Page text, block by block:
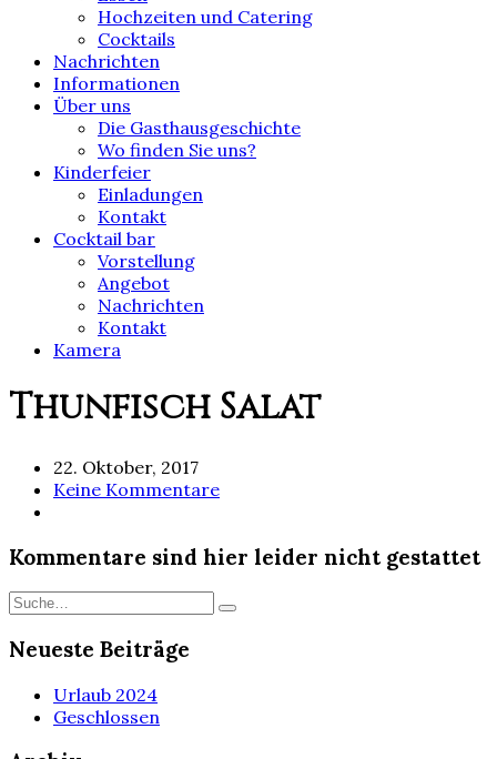
Hochzeiten und Catering
Cocktails
Nachrichten
Informationen
Über uns
Die Gasthausgeschichte
Wo finden Sie uns?
Kinderfeier
Einladungen
Kontakt
Cocktail bar
Vorstellung
Angebot
Nachrichten
Kontakt
Kamera
Thunfisch Salat
22. Oktober, 2017
Keine Kommentare
Kommentare sind hier leider nicht gestattet
Neueste Beiträge
Urlaub 2024
Geschlossen